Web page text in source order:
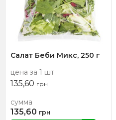
Салат Беби Микс, 250 г
цена за 1 шт
135,60 грн
сумма
135,60 грн